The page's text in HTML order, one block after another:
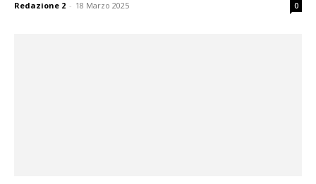
Redazione 2 - 18 Marzo 2025 0